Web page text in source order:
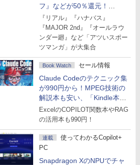
フ』などが50％還元！
Amazonマンガ週末セール
『リアル』『ハナバス』
『MAJOR 2nd』『オールラウ
ンダー廻』など「アツいスポー
ツマンガ」が大集合
Book Watch セール情報
Claude Codeのテクニック集
が990円から！MPEG技術の
解説本も安い、「Kindle本サ
マーセール」第2弾開始！
ExcelのCOPILOT関数本やRAG
の活用本も990円！
連載
使ってわかるCopilot+
PC
Snapdragon XのNPUでチャ